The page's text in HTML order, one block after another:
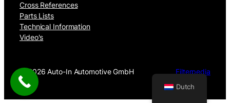
Cross References
Parts Lists
Technical Information
Video's
© 2026 Auto-In Automotive GmbH Filterpedia
Dutch